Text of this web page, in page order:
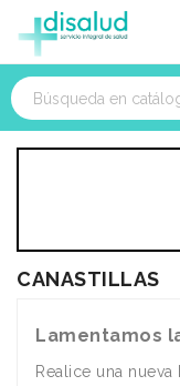
CANASTILLAS
Lamentamos
Realice una